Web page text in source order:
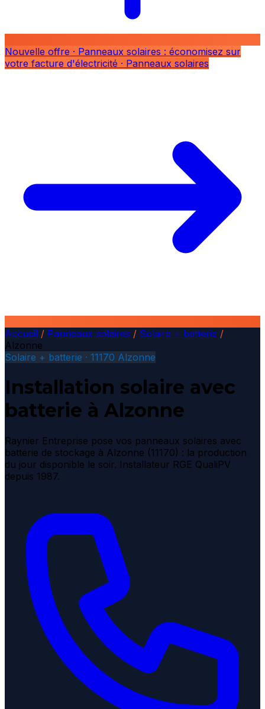
Nouvelle offre · Panneaux solaires : économisez sur
votre facture d'électricité · Panneaux solaires
Accueil / Panneaux solaires / Solaire + batterie /
Alzonne
Solaire + batterie · 11170 Alzonne
Installation solaire avec
batterie à Alzonne
Raynier Entreprise pose vos panneaux solaires avec
batterie de stockage à Alzonne (11170) : la production
du jour disponible le soir. Installateur RGE QualiPV
depuis 1987.